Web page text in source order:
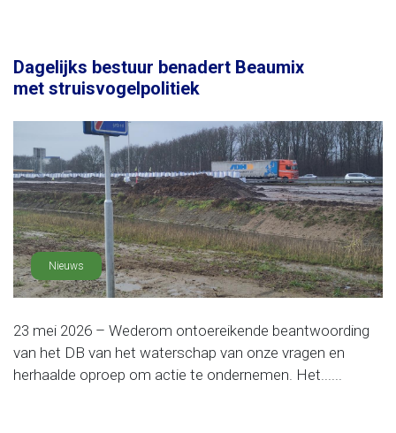
Dagelijks bestuur benadert Beaumix
met struisvogelpolitiek
Nieuws
23 mei 2026 – Wederom ontoereikende beantwoording
van het DB van het waterschap van onze vragen en
herhaalde oproep om actie te ondernemen. Het......